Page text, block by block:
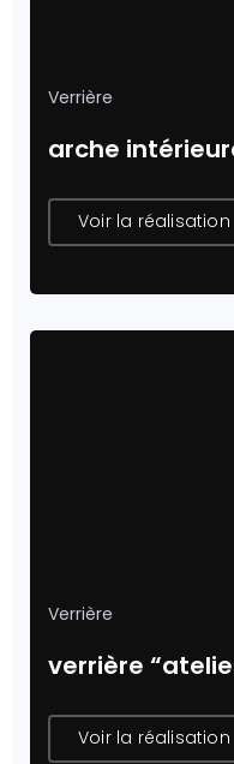
Verrière
arche
Voir la réalisation
Verrière
verrière
Voir la réalisation